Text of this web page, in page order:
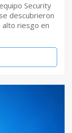
Security
descubrieron
alto riesgo en